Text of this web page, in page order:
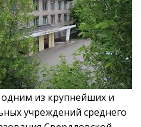
одним из крупнейших и
учреждений среднего